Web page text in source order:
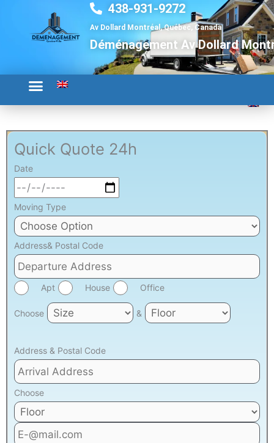
contenu
438-931-9272
Av Dollard Montréal, Québec, Canada
Déménagement Av Dollard
Quick Quote 24h
Date
Moving Type
Address& Postal Code
Apt House Office
Choose &
Address & Postal Code
Choose